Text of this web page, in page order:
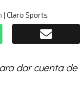
| Claro Sports
dar cuenta de